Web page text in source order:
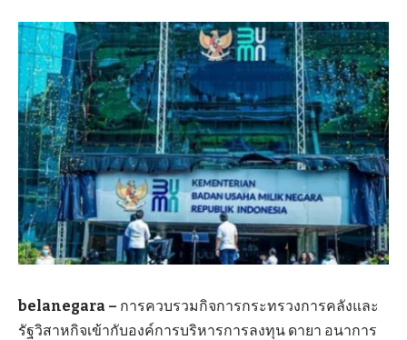
belanegara – การควบรวมกิจการกระทรวงการคลังและ
รัฐวิสาหกิจเข้ากับองค์การบริหารการลงทุน ดายา อนาการ